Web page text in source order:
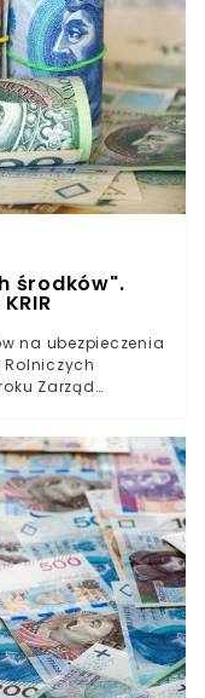
gdzie stwierdza
zostają
nie
Izb Rolniczych.
środków".
na ubezpieczenia
Zarząd
do składek z
rolnicy, mają
dlatego powinni
z ubezpieczenia
państwa na
upraw rolnych i